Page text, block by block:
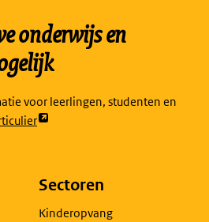
onderwijs en
voor leerlingen, studenten en
Sectoren
Kinderopvang